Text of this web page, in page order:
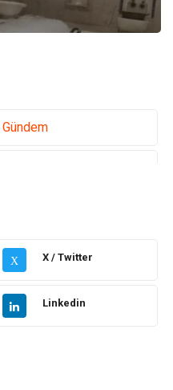
Gündem
Hukuk
Elektrik & Elektronik
X X / Twitter
Linkedin